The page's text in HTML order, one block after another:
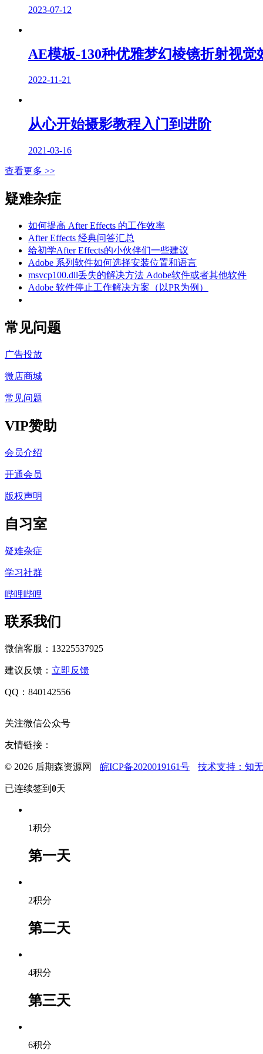
2023-07-12
AE模板-130种优雅梦幻棱镜折射视觉
2022-11-21
从心开始摄影教程入门到进阶
2021-03-16
查看更多 >>
疑难杂症
如何提高 After Effects 的工作效率
After Effects 经典问答汇总
给初学After Effects的小伙伴们一些建议
Adobe 系列软件如何选择安装位置和语言
msvcp100.dll丢失的解决方法 Adobe软件或者其他软件
Adobe 软件停止工作解决方案（以PR为例）
常见问题
广告投放
微店商城
常见问题
VIP赞助
会员介绍
开通会员
版权声明
自习室
疑难杂症
学习社群
哔哩哔哩
联系我们
微信客服：13225537925
建议反馈： 立即反馈
QQ：840142556
关注微信公众号
友情链接：
© 2026 后期森资源网 皖ICP备2020019161号 技术支持：知
已连续签到 0天
1积分
第一天
2积分
第二天
4积分
第三天
6积分